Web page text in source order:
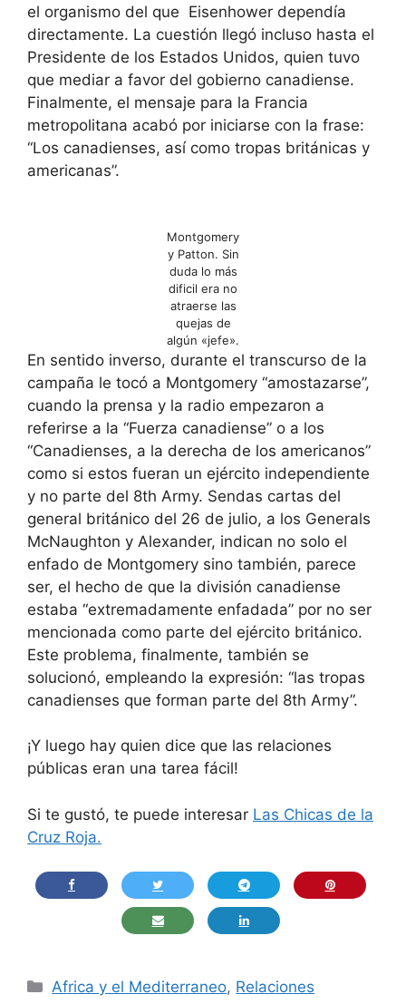
el organismo del que Eisenhower dependía
directamente. La cuestión llegó incluso hasta el
Presidente de los Estados Unidos, quien tuvo
que mediar a favor del gobierno canadiense.
Finalmente, el mensaje para la Francia
metropolitana acabó por iniciarse con la frase:
“Los canadienses, así como tropas británicas y
americanas”.
Montgomery
y Patton. Sin
duda lo más
dificil era no
atraerse las
quejas de
algún «jefe».
En sentido inverso, durante el transcurso de la
campaña le tocó a Montgomery “amostazarse”,
cuando la prensa y la radio empezaron a
referirse a la “Fuerza canadiense” o a los
“Canadienses, a la derecha de los americanos”
como si estos fueran un ejército independiente
y no parte del 8th Army. Sendas cartas del
general británico del 26 de julio, a los Generals
McNaughton y Alexander, indican no solo el
enfado de Montgomery sino también, parece
ser, el hecho de que la división canadiense
estaba “extremadamente enfadada” por no ser
mencionada como parte del ejército británico.
Este problema, finalmente, también se
solucionó, empleando la expresión: “las tropas
canadienses que forman parte del 8th Army”.
¡Y luego hay quien dice que las relaciones
públicas eran una tarea fácil!
Si te gustó, te puede interesar Las Chicas de la
Cruz Roja.
Categorías
Africa y el Mediterraneo, Relaciones